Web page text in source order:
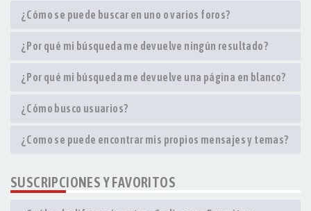
¿Cómo se puede buscar en uno o varios foros?
¿Por qué mi búsqueda me devuelve ningún resultado?
¿Por qué mi búsqueda me devuelve una página en blanco?
¿Cómo busco usuarios?
¿Como se puede encontrar mis propios mensajes y temas?
SUSCRIPCIONES Y FAVORITOS